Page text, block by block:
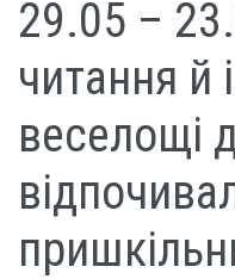
29.05 –
читання й
веселощі